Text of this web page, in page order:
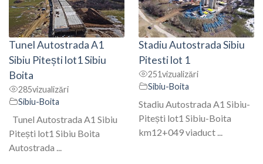
Tunel Autostrada A1
Sibiu Pitești lot1 Sibiu
Boita
285vizualizări
Sibiu-Boita
Tunel Autostrada A1 Sibiu
Pitești lot1 Sibiu Boita
Autostrada ...
Stadiu Autostrada Sibiu
Pitesti lot 1
251vizualizări
Sibiu-Boita
Stadiu Autostrada A1 Sibiu-
Pitești lot1 Sibiu-Boita
km12+049 viaduct ...